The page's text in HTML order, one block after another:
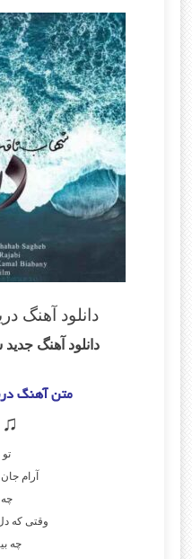
دانلود آهنگ
دانلود آهنگ
متن آهنگ
آرام
چه
وقتی که
چه